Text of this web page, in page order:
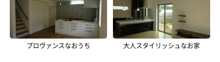
プロヴァンスなおうち 大人スタイリッシュなお家